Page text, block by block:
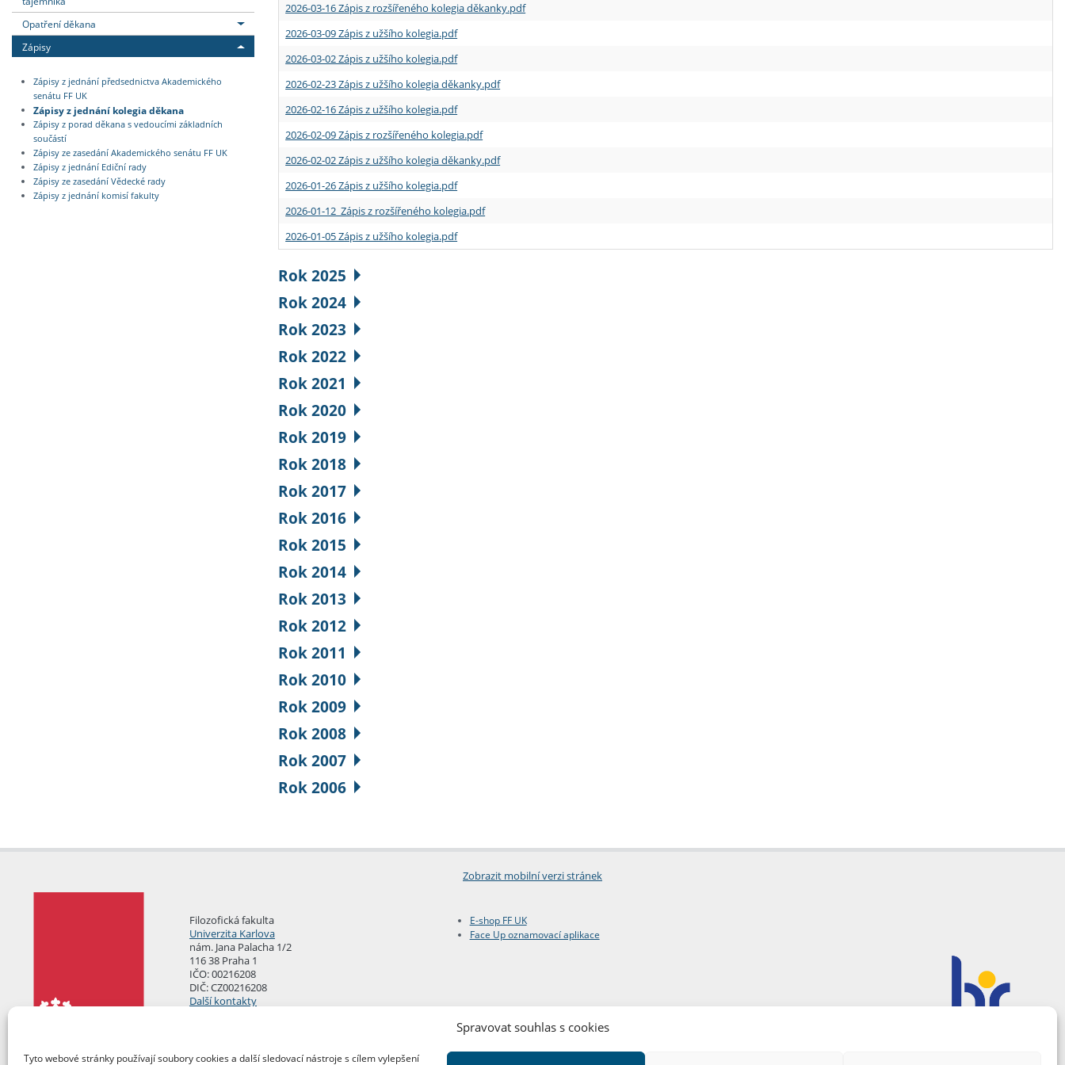
Spravovat souhlas s cookies
Tyto webové stránky používají soubory cookies a další sledovací nástroje s cílem vylepšení
Opatření děkana
Zápisy
Zápisy z jednání předsednictva Akademického
senátu FF UK
Zápisy z jednání kolegia děkana
Zápisy z porad děkana s vedoucími základních
součástí
Zápisy ze zasedání Akademického senátu FF UK
Zápisy z jednání Ediční rady
Zápisy ze zasedání Vědecké rady
Zápisy z jednání komisí fakulty
2026-03-16 Zápis z rozšířeného kolegia děkanky.pdf
2026-03-09 Zápis z užšího kolegia.pdf
2026-03-02 Zápis z užšího kolegia.pdf
2026-02-23 Zápis z užšího kolegia děkanky.pdf
2026-02-16 Zápis z užšího kolegia.pdf
2026-02-09 Zápis z rozšířeného kolegia.pdf
2026-02-02 Zápis z užšího kolegia děkanky.pdf
2026-01-26 Zápis z užšího kolegia.pdf
2026-01-12 Zápis z rozšířeného kolegia.pdf
2026-01-05 Zápis z užšího kolegia.pdf
Rok 2025
Rok 2024
Rok 2023
Rok 2022
Rok 2021
Rok 2020
Rok 2019
Rok 2018
Rok 2017
Rok 2016
Rok 2015
Rok 2014
Rok 2013
Rok 2012
Rok 2011
Rok 2010
Rok 2009
Rok 2008
Rok 2007
Rok 2006
Zobrazit mobilní verzi stránek
Filozofická fakulta
Univerzita Karlova
nám. Jana Palacha 1/2
116 38 Praha 1
IČO: 00216208
DIČ: CZ00216208
Další kontakty
E-shop FF UK
Face Up oznamovací aplikace